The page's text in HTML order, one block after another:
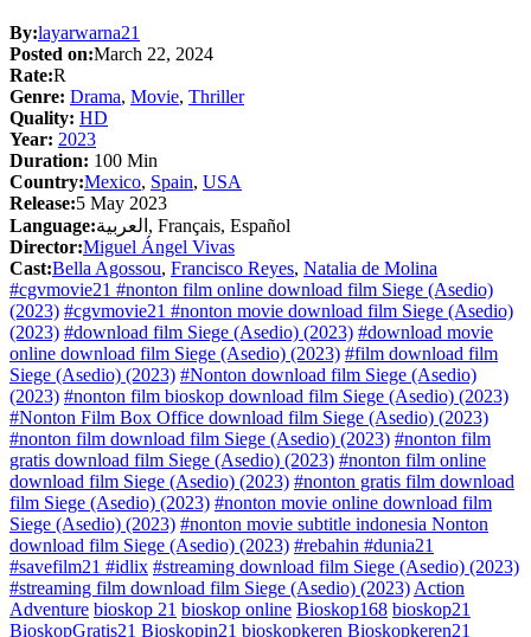
By:layarwarna21
Posted on:March 22, 2024
Rate:R
Genre: Drama, Movie, Thriller
Quality: HD
Year: 2023
Duration: 100 Min
Country:Mexico, Spain, USA
Release:5 May 2023
Language:
العربية, Français, Español
Director:Miguel Ángel Vivas
Cast:Bella Agossou, Francisco Reyes, Natalia de Molina
#cgvmovie21 #nonton film online download film Siege (Asedio)
(2023) #cgvmovie21 #nonton movie download film Siege (Asedio)
(2023) #download film Siege (Asedio) (2023) #download movie
online download film Siege (Asedio) (2023) #film download film
Siege (Asedio) (2023) #Nonton download film Siege (Asedio)
(2023) #nonton film bioskop download film Siege (Asedio) (2023)
#Nonton Film Box Office download film Siege (Asedio) (2023)
#nonton film download film Siege (Asedio) (2023) #nonton film
gratis download film Siege (Asedio) (2023) #nonton film online
download film Siege (Asedio) (2023) #nonton gratis film download
film Siege (Asedio) (2023) #nonton movie online download film
Siege (Asedio) (2023) #nonton movie subtitle indonesia Nonton
download film Siege (Asedio) (2023) #rebahin #dunia21
#savefilm21 #idlix #streaming download film Siege (Asedio) (2023)
#streaming film download film Siege (Asedio) (2023) Action
Adventure bioskop 21 bioskop online Bioskop168 bioskop21
BioskopGratis21 Bioskopin21 bioskopkeren Bioskopkeren21